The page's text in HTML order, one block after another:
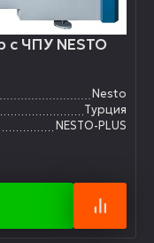
с ЧПУ NESTO
Nesto
Турция
NESTO-PLUS